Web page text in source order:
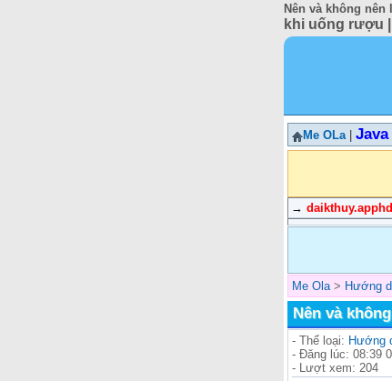
Nên và không
khi uống rượu
Me OLa| Java|
→
Me Ola> Hướng
Nên và
- Thể loại: Hướng
- Đăng lúc: 08:39
- Lượt xem: 204